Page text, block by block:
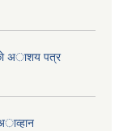
अाशय पत्र